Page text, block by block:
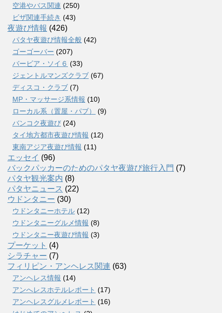
空港やバス関連 (250)
ビザ関連手続き (43)
夜遊び情報 (426)
パタヤ夜遊び情報全般 (42)
ゴーゴーバー (207)
バービア・ソイ６ (33)
ジェントルマンズクラブ (67)
ディスコ・クラブ (7)
MP・マッサージ系情報 (10)
ローカル系（置屋・パブ）
(9)
バンコク夜遊び (24)
タイ地方都市夜遊び情報 (12)
東南アジア夜遊び情報 (11)
エッセイ (96)
バックパッカーのためのパタヤ夜遊び旅行入門 (7)
パタヤ観光案内 (8)
パタヤニュース (22)
ウドンタニー (30)
ウドンタニーホテル (12)
ウドンタニーグルメ情報 (8)
ウドンタニー夜遊び情報 (3)
プーケット (4)
シラチャー (7)
フィリピン・アンヘレス関連 (63)
アンヘレス情報 (14)
アンへレスホテルレポート (17)
アンヘレスグルメレポート (16)